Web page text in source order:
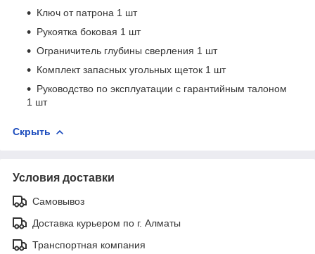
Ключ от патрона 1 шт
Рукоятка боковая 1 шт
Ограничитель глубины сверления 1 шт
Комплект запасных угольных щеток 1 шт
Руководство по эксплуатации с гарантийным талоном
1 шт
Скрыть
Условия доставки
Самовывоз
Доставка курьером по г. Алматы
Транспортная компания